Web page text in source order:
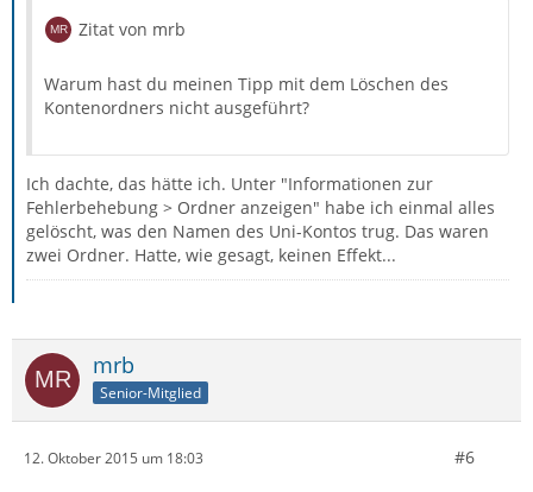
Zitat von mrb
Warum hast du meinen Tipp mit dem Löschen des
Kontenordners nicht ausgeführt?
Ich dachte, das hätte ich. Unter "Informationen zur
Fehlerbehebung > Ordner anzeigen" habe ich einmal alles
gelöscht, was den Namen des Uni-Kontos trug. Das waren
zwei Ordner. Hatte, wie gesagt, keinen Effekt...
mrb
Senior-Mitglied
12. Oktober 2015 um 18:03 #6